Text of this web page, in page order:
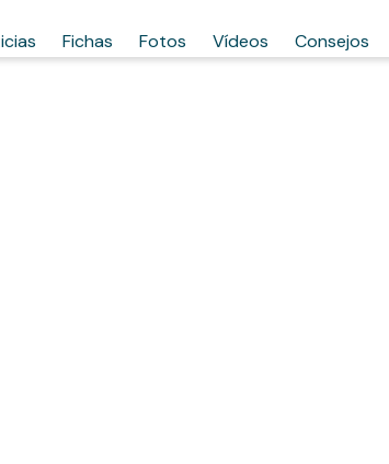
Fichas Fotos Vídeos Consejos